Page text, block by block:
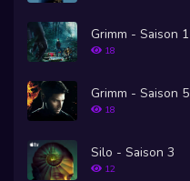
Grimm - Saison 1
18
Grimm - Saison 5
18
Silo - Saison 3
12